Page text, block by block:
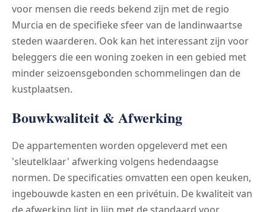
voor mensen die reeds bekend zijn met de regio
Murcia en de specifieke sfeer van de landinwaartse
steden waarderen. Ook kan het interessant zijn voor
beleggers die een woning zoeken in een gebied met
minder seizoensgebonden schommelingen dan de
kustplaatsen.
Bouwkwaliteit & Afwerking
De appartementen worden opgeleverd met een
'sleutelklaar' afwerking volgens hedendaagse
normen. De specificaties omvatten een open keuken,
ingebouwde kasten en een privétuin. De kwaliteit van
de afwerking ligt in lijn met de standaard voor